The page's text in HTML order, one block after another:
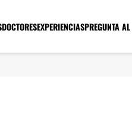
DOCTORESEXPERIENCIASPREGUNTA